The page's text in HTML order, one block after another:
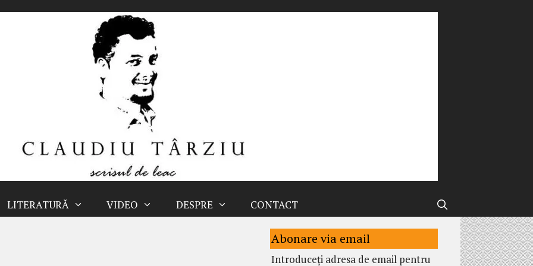
LITERATURĂ VIDEO DESPRE CONTACT
Abonare via email
Introduceți adresa de email pentru